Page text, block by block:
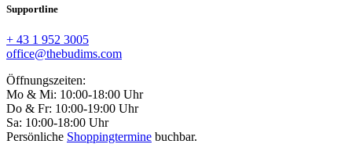
Supportline
+ 43 1 952 3005
office@thebudims.com
Öffnungszeiten:
Mo & Mi: 10:00-18:00 Uhr
Do & Fr: 10:00-19:00 Uhr
Sa: 10:00-18:00 Uhr
Persönliche Shoppingtermine buchbar.